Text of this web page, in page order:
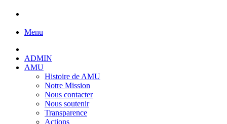
Menu
ADMIN
AMU
Histoire de AMU
Notre Mission
Nous contacter
Nous soutenir
Transparence
Actions